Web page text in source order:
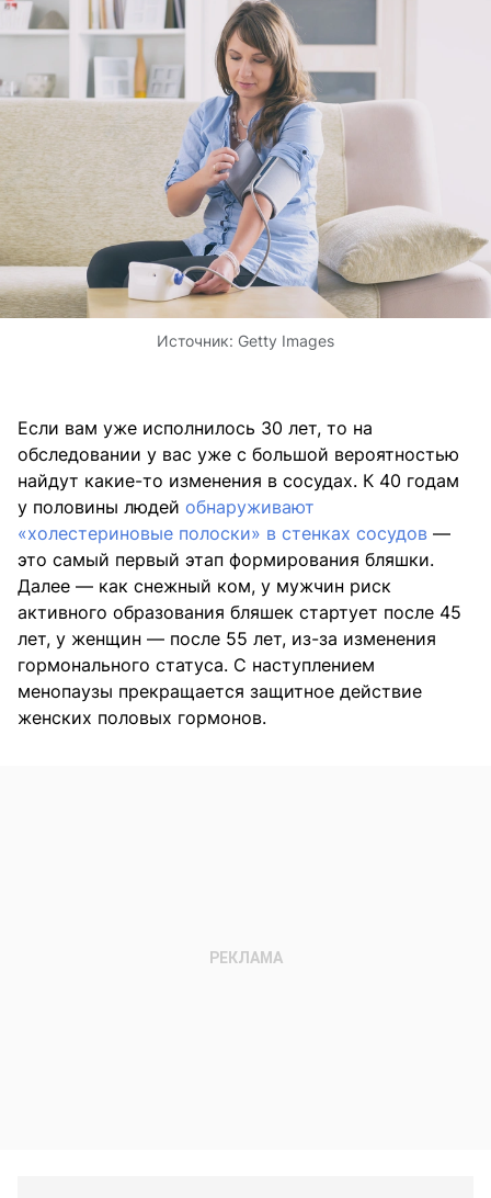
Источник: Getty Images
Если вам уже исполнилось 30 лет, то на
обследовании у вас уже с большой вероятностью
найдут какие-то изменения в сосудах. К 40 годам
у половины людей обнаруживают
«холестериновые полоски» в стенках сосудов —
это самый первый этап формирования бляшки.
Далее — как снежный ком, у мужчин риск
активного образования бляшек стартует после 45
лет, у женщин — после 55 лет, из-за изменения
гормонального статуса. С наступлением
менопаузы прекращается защитное действие
женских половых гормонов.